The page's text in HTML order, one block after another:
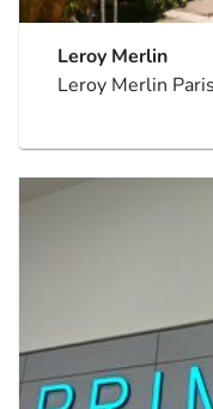
Leroy Merlin
Leroy Merlin